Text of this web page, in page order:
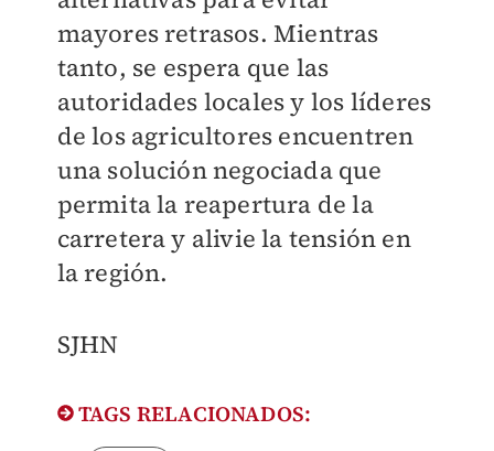
mayores retrasos. Mientras
tanto, se espera que las
autoridades locales y los líderes
de los agricultores encuentren
una solución negociada que
permita la reapertura de la
carretera y alivie la tensión en
la región.
SJHN
TAGS RELACIONADOS: